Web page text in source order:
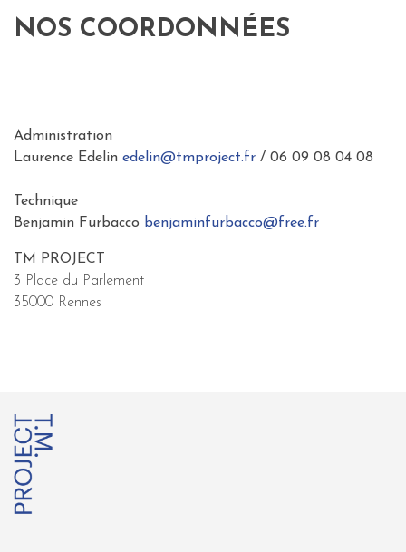
NOS COORDONNÉES
Administration
Laurence Edelin edelin@tmproject.fr / 06 09 08 04 08
Technique
Benjamin Furbacco benjaminfurbacco@free.fr
TM PROJECT
3 Place du Parlement
35000 Rennes